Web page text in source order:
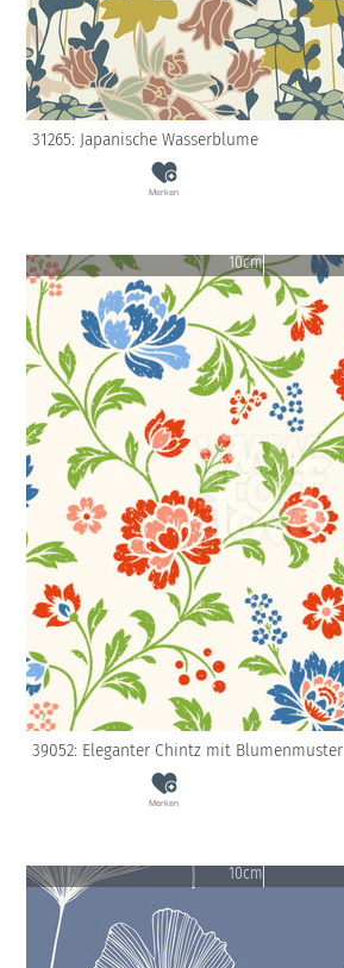
31265: Japanische Wasserblume
Merken
10cm
39052: Eleganter Chintz mit Blumenmuster
Merken
10cm